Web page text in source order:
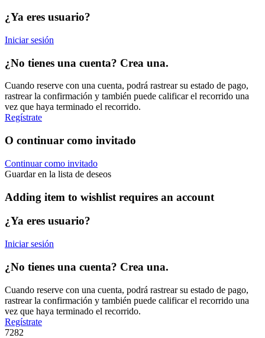
¿Ya eres usuario?
Iniciar sesión
¿No tienes una cuenta? Crea una.
Cuando reserve con una cuenta, podrá rastrear su estado de pago,
rastrear la confirmación y también puede calificar el recorrido una
vez que haya terminado el recorrido.
Regístrate
O continuar como invitado
Continuar como invitado
Guardar en la lista de deseos
Adding item to wishlist requires an account
¿Ya eres usuario?
Iniciar sesión
¿No tienes una cuenta? Crea una.
Cuando reserve con una cuenta, podrá rastrear su estado de pago,
rastrear la confirmación y también puede calificar el recorrido una
vez que haya terminado el recorrido.
Regístrate
7282